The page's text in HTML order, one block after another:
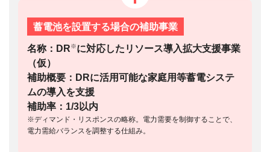
蓄電池を設置する場合の補助事業
名称：DR※に対応したリソース導入拡大支援事業
（仮）
補助概要：DRに活用可能な家庭用等蓄電システ
ムの導入を支援
補助率：1/3以内
※ディマンド・リスポンスの略称。電力需要を制御することで、
電力需給バランスを調整する仕組み。